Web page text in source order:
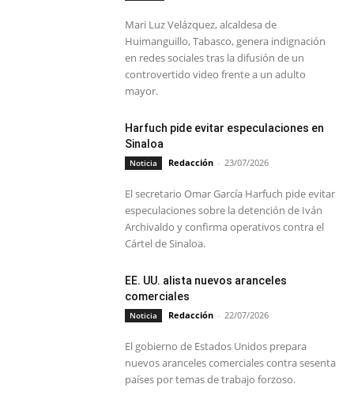
Mari Luz Velázquez, alcaldesa de
Huimanguillo, Tabasco, genera indignación
en redes sociales tras la difusión de un
controvertido video frente a un adulto
mayor.
Harfuch pide evitar especulaciones en
Sinaloa
Noticia Redacción - 23/07/2026
El secretario Omar García Harfuch pide evitar
especulaciones sobre la detención de Iván
Archivaldo y confirma operativos contra el
Cártel de Sinaloa.
EE. UU. alista nuevos aranceles
comerciales
Noticia Redacción - 22/07/2026
El gobierno de Estados Unidos prepara
nuevos aranceles comerciales contra sesenta
países por temas de trabajo forzoso.